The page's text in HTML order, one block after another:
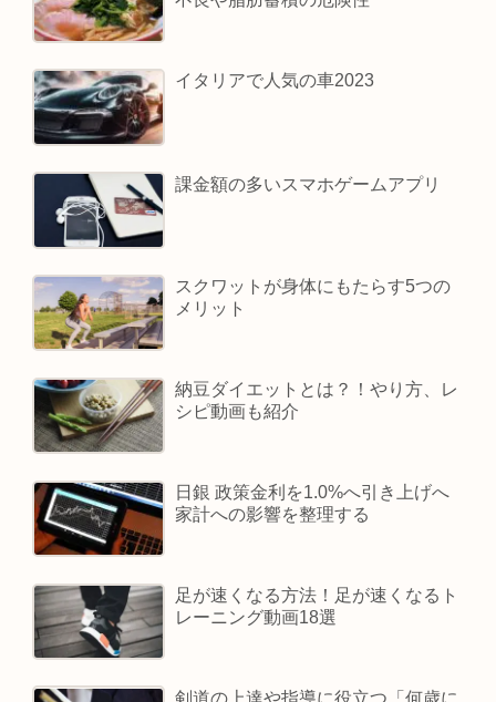
イタリアで人気の車2023
課金額の多いスマホゲームアプリ
スクワットが身体にもたらす5つの
メリット
納豆ダイエットとは？！やり方、レ
シピ動画も紹介
日銀 政策金利を1.0%へ引き上げへ
家計への影響を整理する
足が速くなる方法！足が速くなるト
レーニング動画18選
剣道の上達や指導に役立つ「何歳に